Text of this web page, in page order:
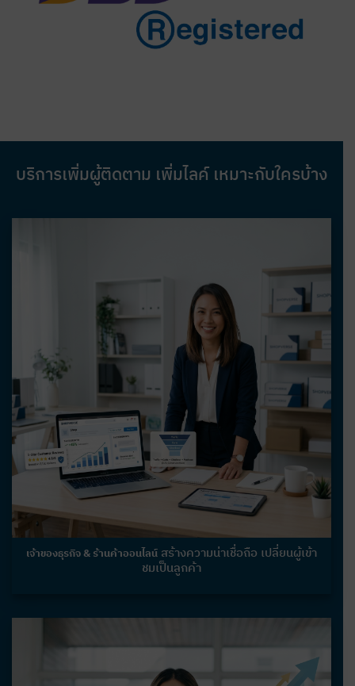
บริการเพิ่มผู้ติดตาม เพิ่มไลค์ เหมาะกับใครบ้าง
เจ้าของธุรกิจ & ร้านค้าออนไลน์ สร้างความน่าเชื่อถือ เปลี่ยนผู้เข้า
ชมเป็นลูกค้า